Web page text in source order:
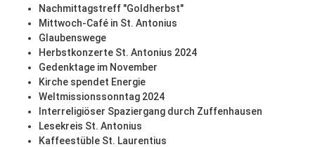
Nachmittagstreff "Goldherbst"
Mittwoch-Café in St. Antonius
Glaubenswege
Herbstkonzerte St. Antonius 2024
Gedenktage im November
Kirche spendet Energie
Weltmissionssonntag 2024
Interreligiöser Spaziergang durch Zuffenhausen
Lesekreis St. Antonius
Kaffeestüble St. Laurentius